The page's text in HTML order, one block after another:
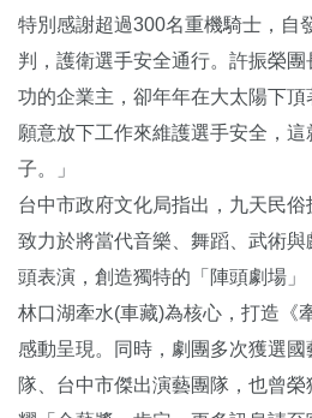
特別感謝超過300名重機騎士，自
判，護衛選手安全通行。許振榮
功的企業主，卻年年在大太陽下
願意放下工作來維護選手安全，
子。」
台中市政府文化局指出，九天民俗
致力於將當代音樂、舞蹈、武術
頭表演，創造獨特的「陣頭劇場
林口湖牽水(車藏)為核心，打造《
感動呈現。同時，劇團多次獲選國
隊、台中市傑出演藝團隊，也曾